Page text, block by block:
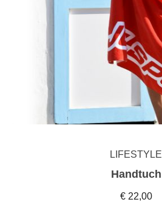
LIFESTYLE
Handtuch
€ 22,00